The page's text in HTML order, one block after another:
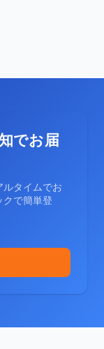
でお届
ルタイムでお
クで簡単登